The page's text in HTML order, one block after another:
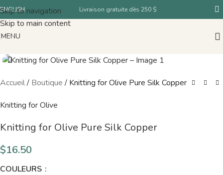
Skip to navigation
Skip to main content
ENGLISH Livraison gratuite dès 250 $
MENU
Accueil/ Boutique / Knitting for Olive Pure Silk Copper
Knitting for Olive
Knitting for Olive Pure Silk Copper
$16.50
COULEURS